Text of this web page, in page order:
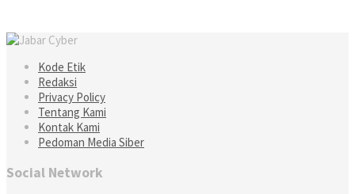
Kode Etik
Redaksi
Privacy Policy
Tentang Kami
Kontak Kami
Pedoman Media Siber
Social Network